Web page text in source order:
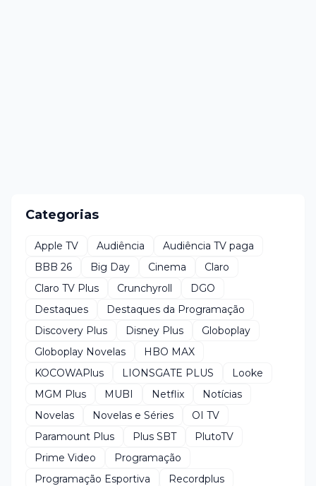
Categorias
Apple TV Audiência
Audiência TV paga
BBB 26
Big Day Cinema
Claro
Claro TV Plus
Crunchyroll
DGO
Destaques
Destaques da Programação
Discovery Plus
Disney Plus
Globoplay
Globoplay Novelas
HBO MAX
KOCOWAPlus
LIONSGATE PLUS
Looke
MGM Plus
MUBI Netflix
Notícias
Novelas
Novelas e Séries
OI TV
Paramount Plus
Plus SBT
PlutoTV
Prime Video
Programação
Programação Esportiva
Recordplus